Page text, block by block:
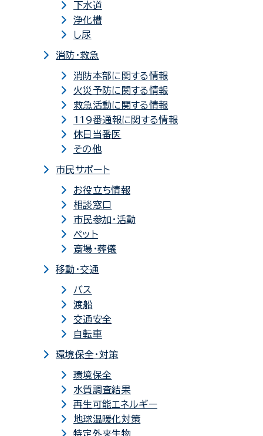
下水道
浄化槽
し尿
消防・救急
消防本部に関する情報
火災予防に関する情報
救急活動に関する情報
119番通報に関する情報
休日当番医
その他
市民サポート
お役立ち情報
相談窓口
市民参加・活動
ペット
斎場・葬儀
移動・交通
バス
渡船
交通安全
自転車
環境保全・対策
環境保全
水質調査結果
再生可能エネルギー
地球温暖化対策
特定外来生物